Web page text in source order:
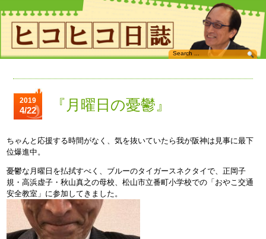
2019
4/22 『月曜日の憂鬱』
ちゃんと応援する時間がなく、気を抜いていたら我が阪神は見事に最下
位爆進中。
憂鬱な月曜日を払拭すべく、ブルーのタイガースネクタイで、正岡子
規・高浜虚子・秋山真之の母校、松山市立番町小学校での「おやこ交通
安全教室」に参加してきました。